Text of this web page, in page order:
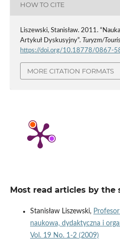
HOW TO CITE
Liszewski, Stanisław. 2011.
Artykuł Dyskusyjny”. Turyzm/
https://doi.org/10.18778/0867-
MORE CITATION FORMATS
Most read articles by the
Stanisław Liszewski,
naukowa, dydaktyczna i
Vol. 19 No. 1-2 (2009)